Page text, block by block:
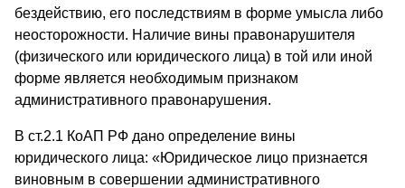
бездействию, его последствиям в форме умысла либо
неосторожности. Наличие вины правонарушителя
(физического или юридического лица) в той или иной
форме является необходимым признаком
административного правонарушения.
В ст.2.1 КоАП РФ дано определение вины
юридического лица: «Юридическое лицо признается
виновным в совершении административного